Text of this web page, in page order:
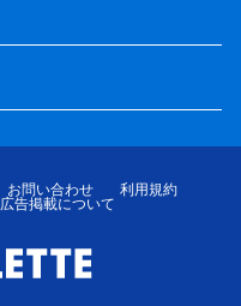
お問い合わせ
利用規約
広告掲載について